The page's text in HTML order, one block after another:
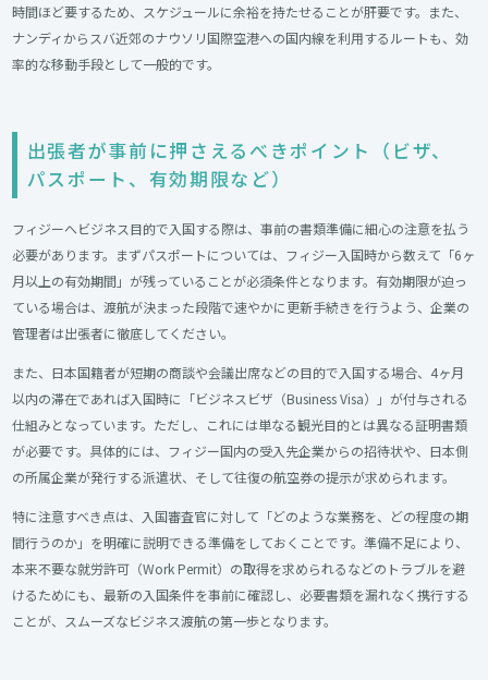
時間ほど要するため、スケジュールに余裕を持たせることが肝要です。また、
ナンディからスバ近郊のナウソリ国際空港への国内線を利用するルートも、効
率的な移動手段として一般的です。
出張者が事前に押さえるべきポイント（ビザ、
パスポート、有効期限など）​
フィジーへビジネス目的で入国する際は、事前の書類準備に細心の注意を払う
必要があります。まずパスポートについては、フィジー入国時から数えて「6ヶ
月以上の有効期間」が残っていることが必須条件となります。有効期限が迫っ
ている場合は、渡航が決まった段階で速やかに更新手続きを行うよう、企業の
管理者は出張者に徹底してください。
また、日本国籍者が短期の商談や会議出席などの目的で入国する場合、4ヶ月
以内の滞在であれば入国時に「ビジネスビザ（Business Visa）」が付与される
仕組みとなっています。ただし、これには単なる観光目的とは異なる証明書類
が必要です。具体的には、フィジー国内の受入先企業からの招待状や、日本側
の所属企業が発行する派遣状、そして往復の航空券の提示が求められます。
特に注意すべき点は、入国審査官に対して「どのような業務を、どの程度の期
間行うのか」を明確に説明できる準備をしておくことです。準備不足により、
本来不要な就労許可（Work Permit）の取得を求められるなどのトラブルを避
けるためにも、最新の入国条件を事前に確認し、必要書類を漏れなく携行する
ことが、スムーズなビジネス渡航の第一歩となります。